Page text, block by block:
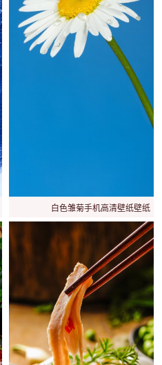
白色雏菊手机高清壁纸壁纸